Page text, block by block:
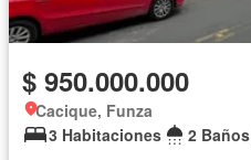
$ 950.000.000
Cacique, Funza
3 Habitaciones
2 Baños